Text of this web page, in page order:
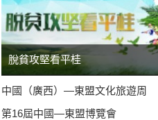
脫貧攻堅看平桂
中國（廣西）—東盟文化旅遊周
第16屆中國—東盟博覽會